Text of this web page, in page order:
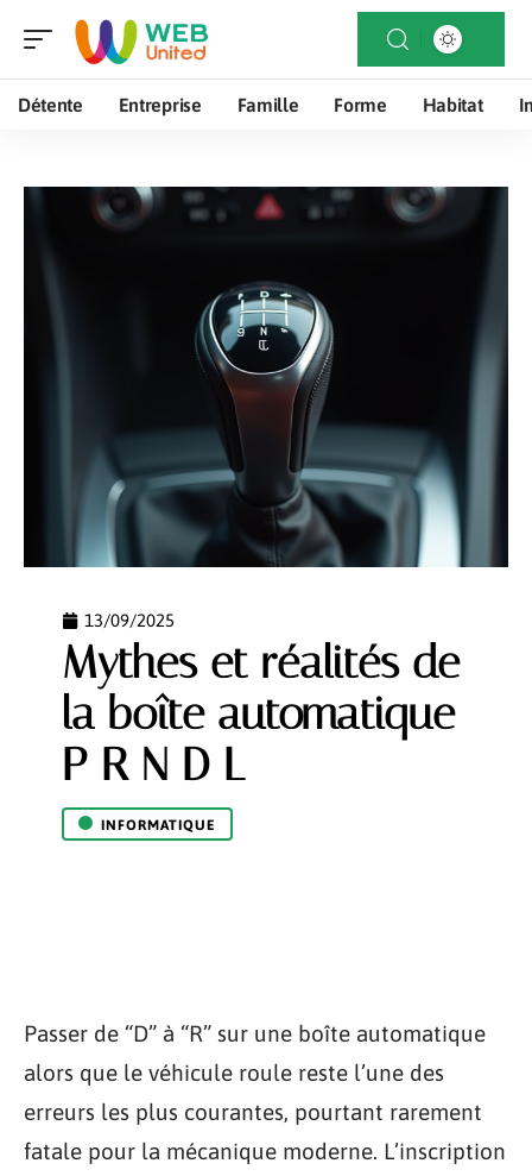
Détente Entreprise Famille Forme Habitat
13/09/2025
Mythes et réalités de
la boîte automatique
P R N D L
INFORMATIQUE
Passer de “D” à “R” sur une boîte automatique
alors que le véhicule roule reste l’une des
erreurs les plus courantes, pourtant rarement
fatale pour la mécanique moderne. L’inscription